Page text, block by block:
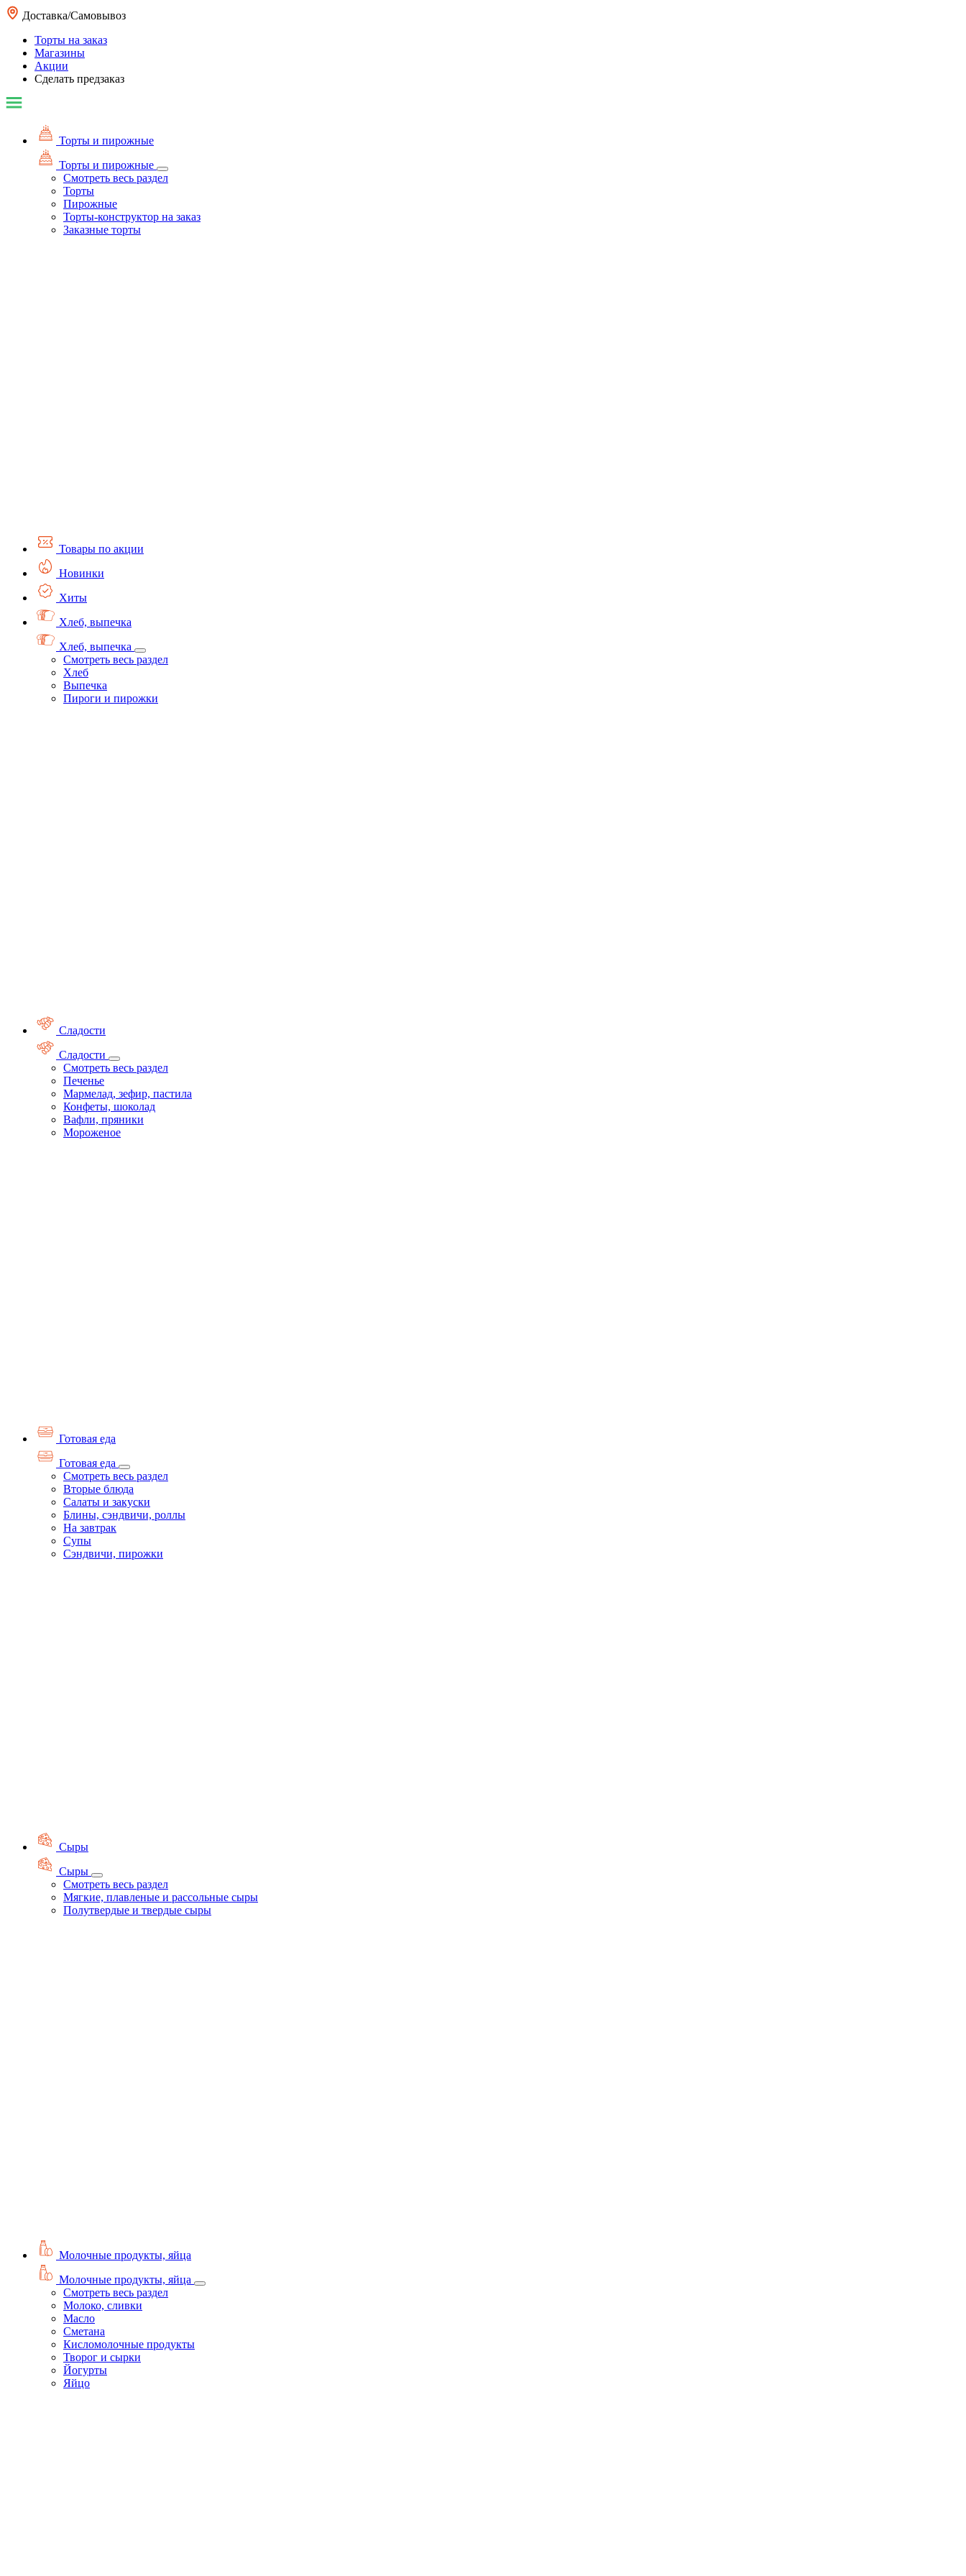
Доставка/Самовывоз
Торты на заказ
Магазины
Акции
Сделать предзаказ
Торты и пирожные
Торты и пирожные
Смотреть весь раздел
Торты
Пирожные
Торты-конструктор на заказ
Заказные торты
Товары по акции
Новинки
Хиты
Хлеб, выпечка
Хлеб, выпечка
Смотреть весь раздел
Хлеб
Выпечка
Пироги и пирожки
Сладости
Сладости
Смотреть весь раздел
Печенье
Мармелад, зефир, пастила
Конфеты, шоколад
Вафли, пряники
Мороженое
Готовая еда
Готовая еда
Смотреть весь раздел
Вторые блюда
Салаты и закуски
Блины, сэндвичи, роллы
На завтрак
Супы
Сэндвичи, пирожки
Сыры
Сыры
Смотреть весь раздел
Мягкие, плавленые и рассольные сыры
Полутвердые и твердые сыры
Молочные продукты, яйца
Молочные продукты, яйца
Смотреть весь раздел
Молоко, сливки
Масло
Сметана
Кисломолочные продукты
Творог и сырки
Йогурты
Яйцо